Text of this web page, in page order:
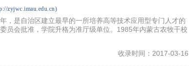
zyjwc.imau.edu.cn)
，是自治区建立最早的一所培养高等技术应用型专门人才的
员会批准，学院升格为准厅级单位。1985年内蒙古农牧干校
收录时间：2017-03-16